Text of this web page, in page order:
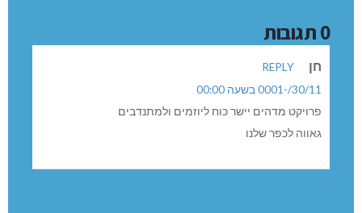
0 תגובות
חן
REPLY
30/11/-0001 בשעה 00:00
פרויקט מדהים יישר כוח ליוזמים ולמתנדבים
גאווה לכפר שלנו